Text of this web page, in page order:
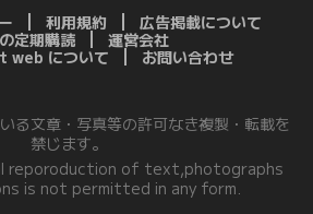
利用規約
広告掲載について
定期購読
運営会社
について
お問い合わせ
る文章・写真等の許可なき複製・転載を
禁じます。
reporoduction of text,photographs
is not permitted in any form.